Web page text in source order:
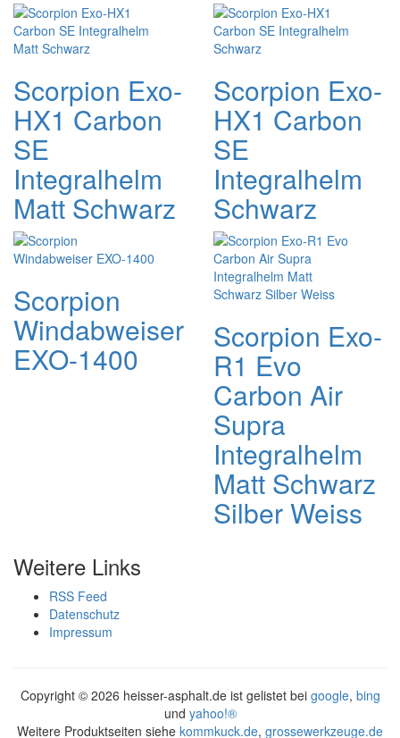
Scorpion Exo-
HX1 Carbon
SE
Integralhelm
Matt Schwarz
Scorpion Exo-
HX1 Carbon
SE
Integralhelm
Schwarz
Scorpion
Windabweiser
EXO-1400
Scorpion Exo-
R1 Evo
Carbon Air
Supra
Integralhelm
Matt Schwarz
Silber Weiss
Weitere Links
RSS Feed
Datenschutz
Impressum
Copyright © 2026 heisser-asphalt.de ist gelistet bei google, bing
und yahoo!®
Weitere Produktseiten siehe kommkuck.de, grossewerkzeuge.de